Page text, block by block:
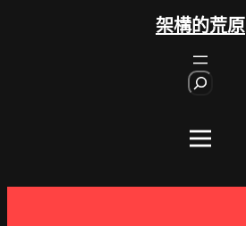
架構的荒原